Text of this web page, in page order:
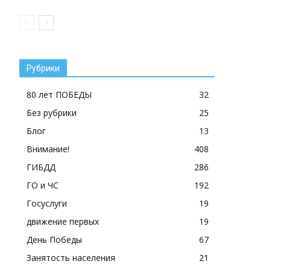
Рубрики
80 лет ПОБЕДЫ
32
Без рубрики
25
Блог
13
Внимание!
408
ГИБДД
286
ГО и ЧС
192
Госуслуги
19
движение первых
19
День Победы
67
Занятость населения
21